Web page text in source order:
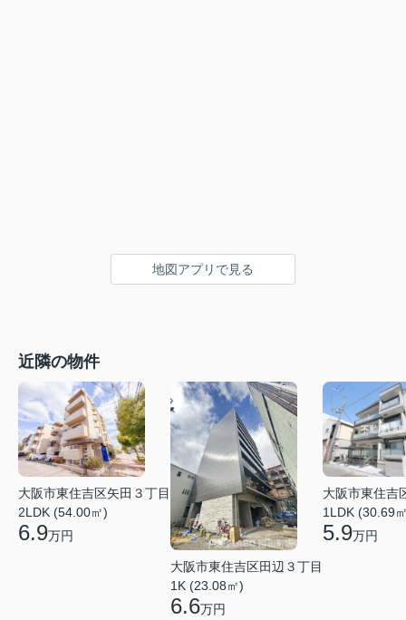
地図アプリで見る
近隣の物件
大阪市東住吉区矢田３丁目
2LDK (54.00㎡)
6.9万円
大阪市東住吉区田辺３丁目
1K (23.08㎡)
6.6万円
大阪市東住吉
1LDK (30.69
5.9万円